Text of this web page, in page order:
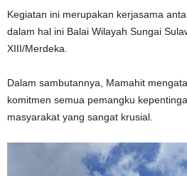
Kegiatan ini merupakan kerjasama
dalam hal ini Balai Wilayah Sungai
XIII/Merdeka.
Dalam sambutannya, Mamahit
komitmen semua pemangku
masyarakat yang sangat krusial.